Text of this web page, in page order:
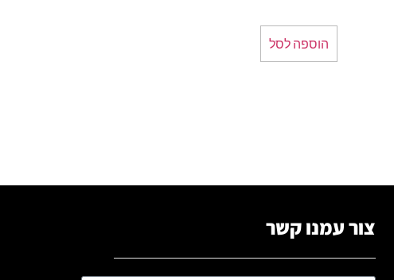
הוספה לסל
צור עמנו קשר